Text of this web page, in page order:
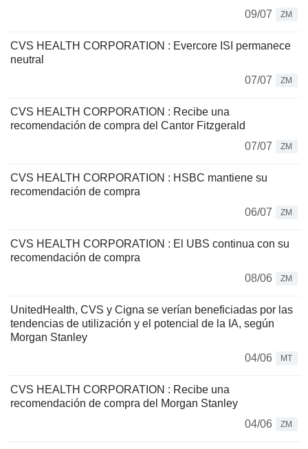
09/07
ZM
CVS HEALTH CORPORATION : Evercore ISI permanece
neutral
07/07
ZM
CVS HEALTH CORPORATION : Recibe una
recomendación de compra del Cantor Fitzgerald
07/07
ZM
CVS HEALTH CORPORATION : HSBC mantiene su
recomendación de compra
06/07
ZM
CVS HEALTH CORPORATION : El UBS continua con su
recomendación de compra
08/06
ZM
UnitedHealth, CVS y Cigna se verían beneficiadas por las
tendencias de utilización y el potencial de la IA, según
Morgan Stanley
04/06
MT
CVS HEALTH CORPORATION : Recibe una
recomendación de compra del Morgan Stanley
04/06
ZM